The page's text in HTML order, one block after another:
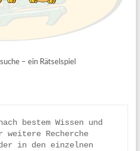
– ein Rätselspiel
bestem Wissen und
Recherche
in den einzelnen